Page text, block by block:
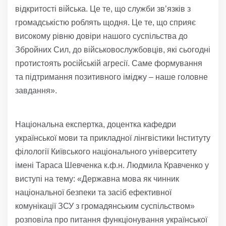
відкритості війська. Це те, що служби зв’язків з
громадськістю роблять щодня. Це те, що сприяє
високому рівню довіри нашого суспільства до
Збройних Сил, до військовослужбовців, які сьогодні
протистоять російській агресії. Саме формування
та підтримання позитивного іміджу – наше головне
завдання».
Національна експертка, доцентка кафедри
української мови та прикладної лінгвістики Інституту
філології Київського національного університету
імені Тараса Шевченка к.ф.н. Людмила Кравченко у
виступі на тему: «Державна мова як чинник
національної безпеки та засіб ефективної
комунікації ЗСУ з громадянським суспільством»
розповіла про питання функціонування української